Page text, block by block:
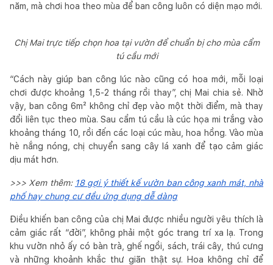
năm, mà chơi hoa theo mùa để ban công luôn có diện mạo mới.
Chị Mai trực tiếp chọn hoa tại vườn để chuẩn bị cho mùa cẩm
tú cầu mới
“Cách này giúp ban công lúc nào cũng có hoa mới, mỗi loại
chơi được khoảng 1,5-2 tháng rồi thay”, chị Mai chia sẻ. Nhờ
vậy, ban công 6m² không chỉ đẹp vào một thời điểm, mà thay
đổi liên tục theo mùa. Sau cẩm tú cầu là cúc họa mi trắng vào
khoảng tháng 10, rồi đến các loại cúc màu, hoa hồng. Vào mùa
hè nắng nóng, chị chuyển sang cây lá xanh để tạo cảm giác
dịu mát hơn.
>>> Xem thêm: 18 gợi ý thiết kế vườn ban công xanh mát, nhà
phố hay chung cư đều ứng dụng dễ dàng
Điều khiến ban công của chị Mai được nhiều người yêu thích là
cảm giác rất “đời”, không phải một góc trang trí xa lạ. Trong
khu vườn nhỏ ấy có bàn trà, ghế ngồi, sách, trái cây, thú cưng
và những khoảnh khắc thư giãn thật sự. Hoa không chỉ để